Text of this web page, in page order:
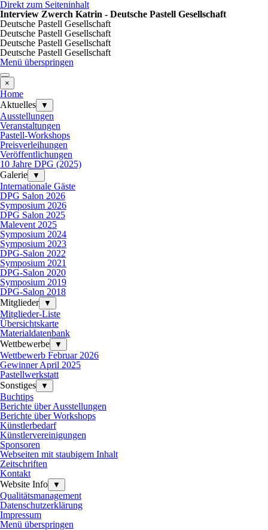
Direkt zum Seiteninhalt
Interview Zwerch Katrin - Deutsche Pastell Gesellschaft
Deutsche Pastell Gesellschaft
Deutsche Pastell Gesellschaft
Deutsche Pastell Gesellschaft
Deutsche Pastell Gesellschaft
Menü überspringen
×
Home
Aktuelles
▼
Ausstellungen
Veranstaltungen
Pastell-Workshops
Preisverleihungen
Veröffentlichungen
10 Jahre DPG (2025)
Galerie
▼
Internationale Gäste
DPG Salon 2026
Symposium 2026
DPG Salon 2025
Malevent 2025
Symposium 2024
Symposium 2023
DPG-Salon 2022
Symposium 2021
DPG-Salon 2020
Symposium 2019
DPG-Salon 2018
Mitglieder
▼
Mitglieder-Liste
Übersichtskarte
Materialdatenbank
Wettbewerbe
▼
Wettbewerb Februar 2026
Gewinner April 2025
Pastellwerkstatt
Sonstiges
▼
Buchtips
Berichte über Ausstellungen
Berichte über Workshops
Künstlerbedarf
Künstlervereinigungen
Sponsoren
Webseiten mit staubigem Inhalt
Zeitschriften
Kontakt
Website Info
▼
Qualitätsmanagement
Datenschutzerklärung
Impressum
Menü überspringen